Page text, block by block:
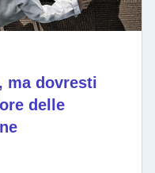
ma dovresti
delle